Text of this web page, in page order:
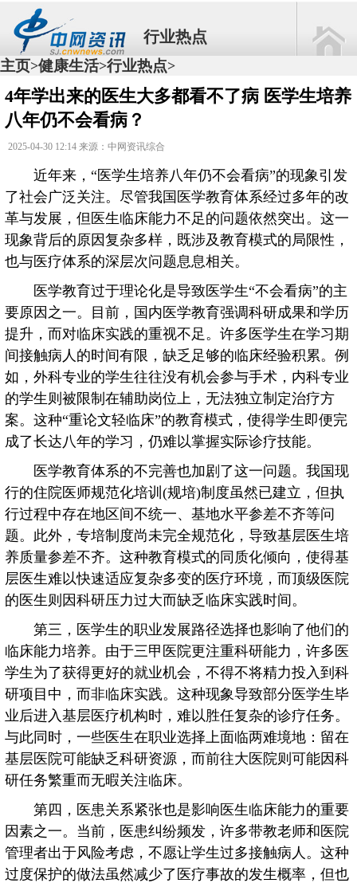
行业热点
主页>健康生活>行业热点>
4年学出来的医生大多都看不了病 医学生培养
八年仍不会看病？
2025-04-30 12:14 来源：中网资讯综合
近年来，“医学生培养八年仍不会看病”的现象引发
了社会广泛关注。尽管我国医学教育体系经过多年的改
革与发展，但医生临床能力不足的问题依然突出。这一
现象背后的原因复杂多样，既涉及教育模式的局限性，
也与医疗体系的深层次问题息息相关。
医学教育过于理论化是导致医学生“不会看病”的主
要原因之一。目前，国内医学教育强调科研成果和学历
提升，而对临床实践的重视不足。许多医学生在学习期
间接触病人的时间有限，缺乏足够的临床经验积累。例
如，外科专业的学生往往没有机会参与手术，内科专业
的学生则被限制在辅助岗位上，无法独立制定治疗方
案。这种“重论文轻临床”的教育模式，使得学生即便完
成了长达八年的学习，仍难以掌握实际诊疗技能。
医学教育体系的不完善也加剧了这一问题。我国现
行的住院医师规范化培训(规培)制度虽然已建立，但执
行过程中存在地区间不统一、基地水平参差不齐等问
题。此外，专培制度尚未完全规范化，导致基层医生培
养质量参差不齐。这种教育模式的同质化倾向，使得基
层医生难以快速适应复杂多变的医疗环境，而顶级医院
的医生则因科研压力过大而缺乏临床实践时间。
第三，医学生的职业发展路径选择也影响了他们的
临床能力培养。由于三甲医院更注重科研能力，许多医
学生为了获得更好的就业机会，不得不将精力投入到科
研项目中，而非临床实践。这种现象导致部分医学生毕
业后进入基层医疗机构时，难以胜任复杂的诊疗任务。
与此同时，一些医生在职业选择上面临两难境地：留在
基层医院可能缺乏科研资源，而前往大医院则可能因科
研任务繁重而无暇关注临床。
第四，医患关系紧张也是影响医生临床能力的重要
因素之一。当前，医患纠纷频发，许多带教老师和医院
管理者出于风险考虑，不愿让学生过多接触病人。这种
过度保护的做法虽然减少了医疗事故的发生概率，但也